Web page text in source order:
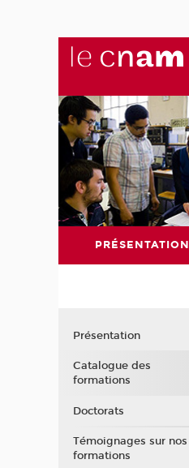
PRÉSENTATION
Présentation
Catalogue des
formations
Doctorats
Témoignages sur nos
formations